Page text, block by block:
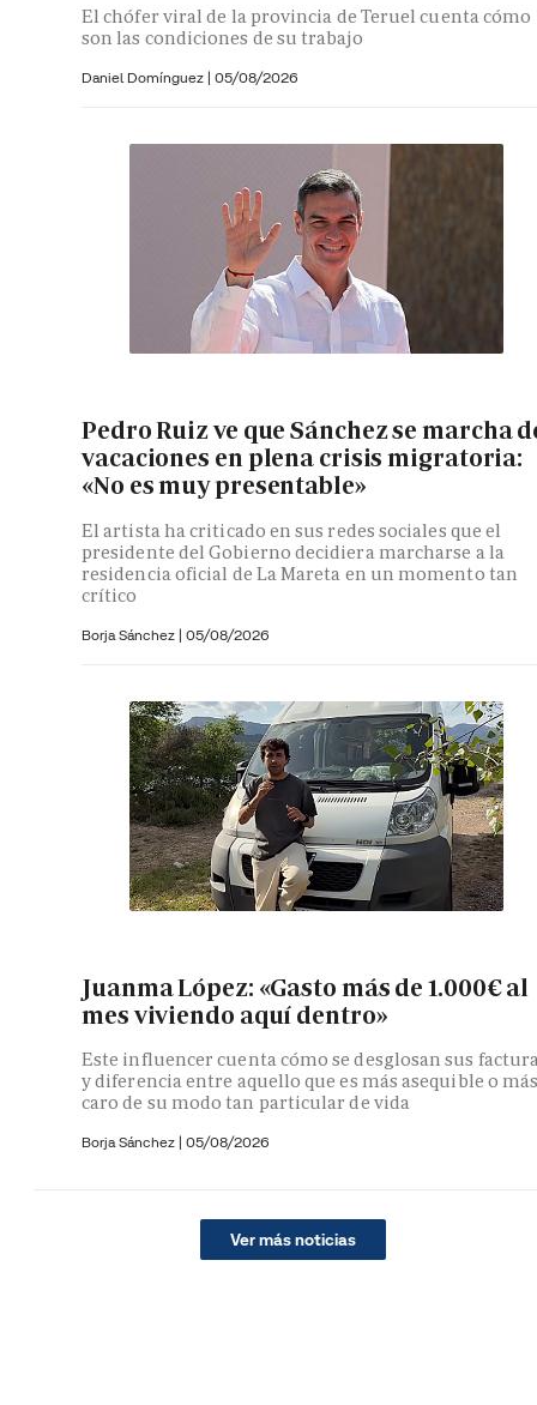
El chófer viral de la provincia de Teruel cuenta cómo
son las condiciones de su trabajo
Daniel Domínguez | 05/08/2026
Pedro Ruiz ve que Sánchez se marcha
vacaciones en plena crisis migratoria:
«No es muy presentable»
El artista ha criticado en sus redes sociales que el
presidente del Gobierno decidiera marcharse a la
residencia oficial de La Mareta en un momento tan
crítico
Borja Sánchez | 05/08/2026
Juanma López: «Gasto más de 1.000€ al
mes viviendo aquí dentro»
Este influencer cuenta cómo se desglosan sus
y diferencia entre aquello que es más asequible o
caro de su modo tan particular de vida
Borja Sánchez | 05/08/2026
Ver más noticias